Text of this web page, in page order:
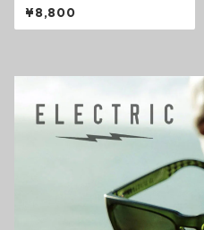
nch BLACK SIMPLE ハイブリ
ットショーツ ブラック エレク
トリック ハーフパンツ ファッ
¥8,800